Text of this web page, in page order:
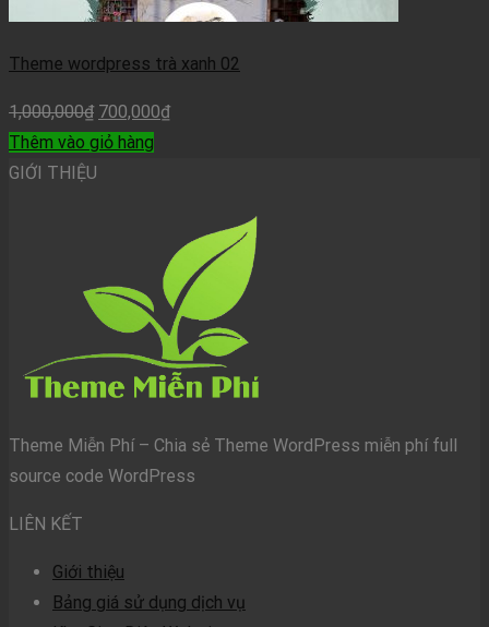
Theme wordpress trà xanh 02
1,000,000₫ 700,000₫
Thêm vào giỏ hàng
GIỚI THIỆU
Theme Miễn Phí – Chia sẻ Theme WordPress miễn phí full
source code WordPress
LIÊN KẾT
Giới thiệu
Bảng giá sử dụng dịch vụ